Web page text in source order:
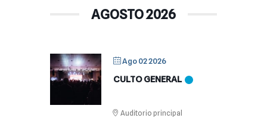
AGOSTO 2026
Ago 02 2026
CULTO GENERAL
Auditorio principal